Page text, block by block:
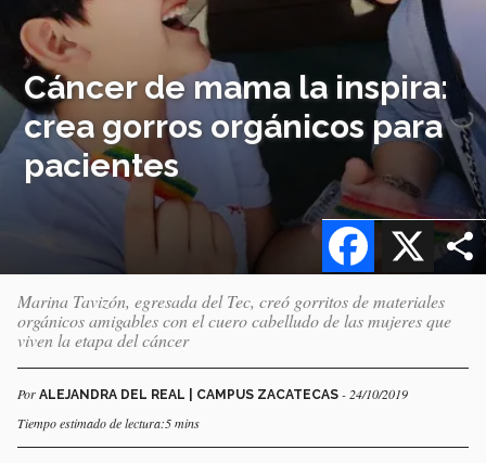
Cáncer de mama la inspira:
crea gorros orgánicos para
pacientes
X
Facebook
Marina Tavizón, egresada del Tec, creó gorritos de materiales
orgánicos amigables con el cuero cabelludo de las mujeres que
viven la etapa del cáncer
Por ALEJANDRA DEL REAL | CAMPUS ZACATECAS - 24/10/2019
Tiempo estimado de lectura:5 mins